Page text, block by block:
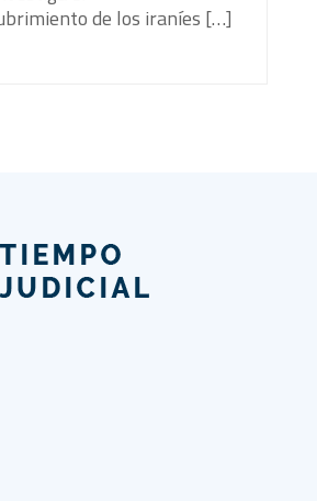
de los iraníes […]